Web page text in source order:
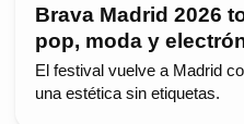
Brava Madrid 2026
pop, moda y
El festival vuelve a Madrid
una estética sin etiquetas.